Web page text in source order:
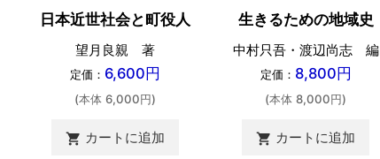
日本近世社会と町役人
望月良親 著
定価： 6,600円
(本体 6,000円)
shopping_cart カートに追加
生きるための地域史
中村只吾・渡辺尚志 編
定価： 8,800円
(本体 8,000円)
shopping_cart カートに追加